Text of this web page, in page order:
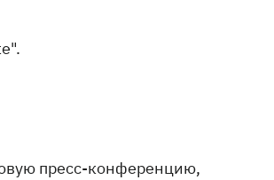
пресс-конференцию,